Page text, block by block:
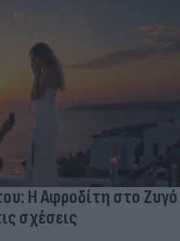
Η Αφροδίτη στο Ζυγό
σχέσεις